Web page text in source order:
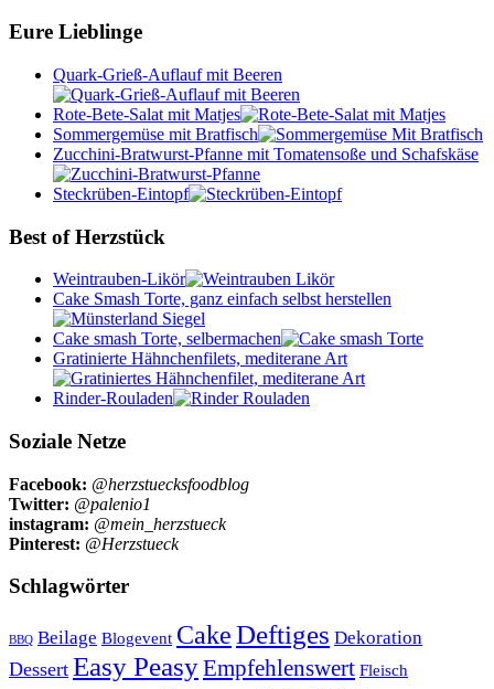
Eure Lieblinge
Quark-Grieß-Auflauf mit Beeren
Rote-Bete-Salat mit Matjes
Sommergemüse mit Bratfisch
Zucchini-Bratwurst-Pfanne mit Tomatensoße und Schafskäse
Steckrüben-Eintopf
Best of Herzstück
Weintrauben-Likör
Cake Smash Torte, ganz einfach selbst herstellen
Cake smash Torte, selbermachen
Gratinierte Hähnchenfilets, mediterane Art
Rinder-Rouladen
Soziale Netze
Facebook: @herzstuecksfoodblog
Twitter: @palenio1
instagram: @mein_herzstueck
Pinterest: @Herzstueck
Schlagwörter
BBQ Beilage Blogevent CakeDeftiges Dekoration
Dessert Easy PeasyEmpfehlenswert Fleisch